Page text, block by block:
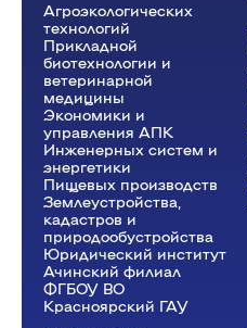
Агроэкологических
технологий
Прикладной
биотехнологии и
ветеринарной
медицины
Экономики и
управления АПК
Инженерных систем и
энергетики
Пищевых производств
Землеустройства,
кадастров и
природообустройства
Юридический институт
Ачинский филиал
ФГБОУ ВО
Красноярский ГАУ